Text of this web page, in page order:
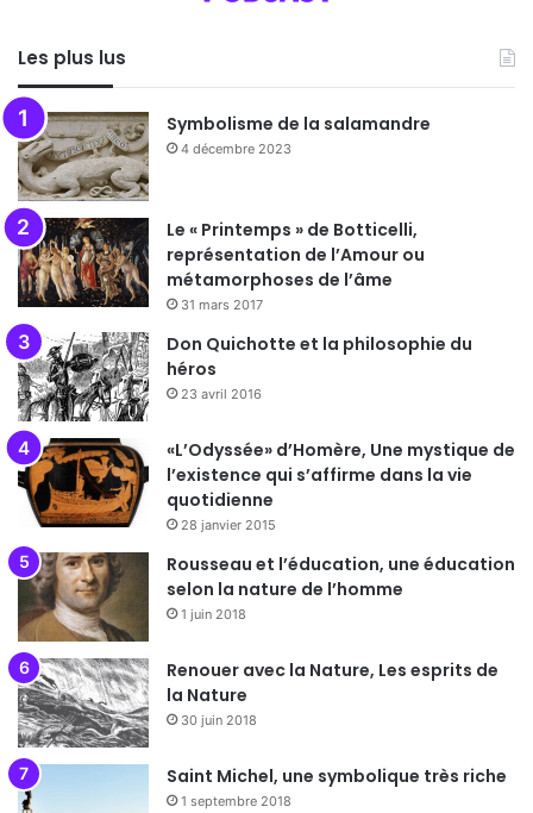
Les plus lus
Symbolisme de la salamandre
4 décembre 2023
Le « Printemps » de Botticelli,
représentation de l’Amour ou
métamorphoses de l’âme
31 mars 2017
Don Quichotte et la philosophie du
héros
23 avril 2016
«L’Odyssée» d’Homère, Une mystique de
l’existence qui s’affirme dans la vie
quotidienne
28 janvier 2015
Rousseau et l’éducation, une éducation
selon la nature de l’homme
1 juin 2018
Renouer avec la Nature, Les esprits de
la Nature
30 juin 2018
Saint Michel, une symbolique très riche
1 septembre 2018